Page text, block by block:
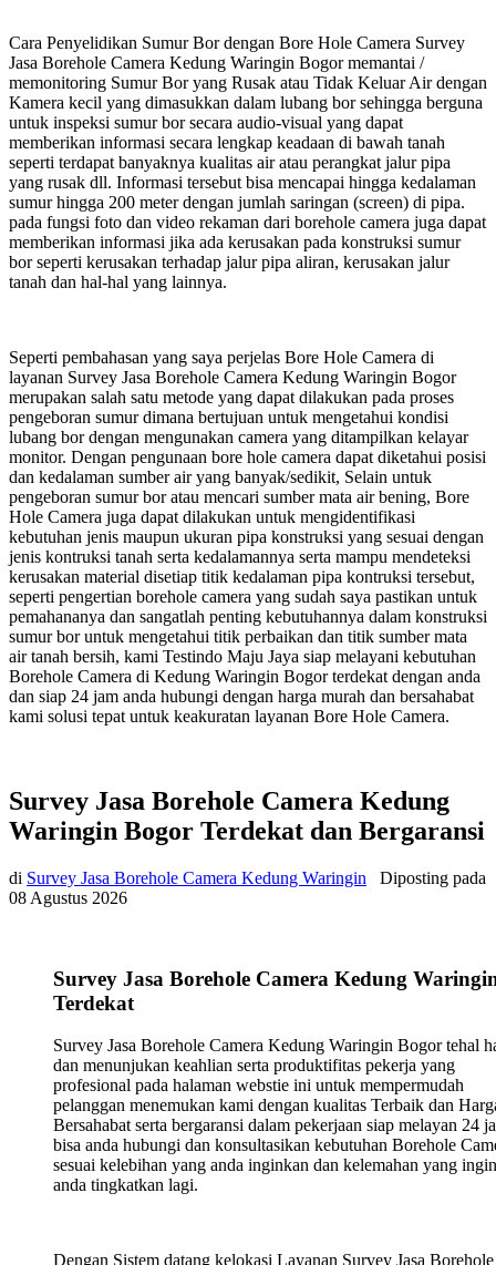
Cara Penyelidikan Sumur Bor dengan Bore Hole Camera Survey
Jasa Borehole Camera Kedung Waringin Bogor memantai /
memonitoring Sumur Bor yang Rusak atau Tidak Keluar Air dengan
Kamera kecil yang dimasukkan dalam lubang bor sehingga berguna
untuk inspeksi sumur bor secara audio-visual yang dapat
memberikan informasi secara lengkap keadaan di bawah tanah
seperti terdapat banyaknya kualitas air atau perangkat jalur pipa
yang rusak dll. Informasi tersebut bisa mencapai hingga kedalaman
sumur hingga 200 meter dengan jumlah saringan (screen) di pipa.
pada fungsi foto dan video rekaman dari borehole camera juga dapat
memberikan informasi jika ada kerusakan pada konstruksi sumur
bor seperti kerusakan terhadap jalur pipa aliran, kerusakan jalur
tanah dan hal-hal yang lainnya.
Seperti pembahasan yang saya perjelas Bore Hole Camera di
layanan Survey Jasa Borehole Camera Kedung Waringin Bogor
merupakan salah satu metode yang dapat dilakukan pada proses
pengeboran sumur dimana bertujuan untuk mengetahui kondisi
lubang bor dengan mengunakan camera yang ditampilkan kelayar
monitor. Dengan pengunaan bore hole camera dapat diketahui posisi
dan kedalaman sumber air yang banyak/sedikit, Selain untuk
pengeboran sumur bor atau mencari sumber mata air bening, Bore
Hole Camera juga dapat dilakukan untuk mengidentifikasi
kebutuhan jenis maupun ukuran pipa konstruksi yang sesuai dengan
jenis kontruksi tanah serta kedalamannya serta mampu mendeteksi
kerusakan material disetiap titik kedalaman pipa kontruksi tersebut,
seperti pengertian borehole camera yang sudah saya pastikan untuk
pemahananya dan sangatlah penting kebutuhannya dalam konstruksi
sumur bor untuk mengetahui titik perbaikan dan titik sumber mata
air tanah bersih, kami Testindo Maju Jaya siap melayani kebutuhan
Borehole Camera di Kedung Waringin Bogor terdekat dengan anda
dan siap 24 jam anda hubungi dengan harga murah dan bersahabat
kami solusi tepat untuk keakuratan layanan Bore Hole Camera.
Survey Jasa Borehole Camera Kedung
Waringin Bogor Terdekat dan Bergaransi
di Survey Jasa Borehole Camera Kedung Waringin
Diposting pada
08 Agustus 2026
Survey Jasa Borehole Camera Kedung
Terdekat
Survey Jasa Borehole Camera Kedung Waringin Bogor tehal
dan menunjukan keahlian serta produktifitas pekerja yang
profesional pada halaman webstie ini untuk mempermudah
pelanggan menemukan kami dengan kualitas Terbaik dan
Bersahabat serta bergaransi dalam pekerjaan siap melayan 24
bisa anda hubungi dan konsultasikan kebutuhan Borehole
sesuai kelebihan yang anda inginkan dan kelemahan yang ingin
anda tingkatkan lagi.
Dengan Sistem datang kelokasi Layanan Survey Jasa Borehole